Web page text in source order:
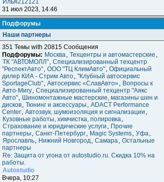
Илья212121
31 июл 2023, 14:46
Подфорумы
Наши партнеры
351 Темы with 20815 Сообщения
Подфорумы: Москва, Техцентры и автомастерские ,
ТК "АВТОМОЛЛ", Специализированный техцентр
"РеспектАвто", ООО "ТЦ КлимАвто", Официальный
дилер КИА - Стрим Авто, "Клубный автосервис
SportageClub", Автосервис «СлавАвто», Вопросы к
Авто-Мигу, Специализированный техцентр "Аякс
Авто", Шиномонтажные мастерские, магазины шин и
дисков, Тюнинг и аксессуары , ADACT Performance
Center, Автозвук, шумоизоляция и сигнализации ,
Кузовные работы, химчистка, полировка,
Страхование и юридические услуги , Прочие
партнеры , Санкт-Петербург, Magic Systems, Уфа,
Ярославль, Нижний Новгород, Самара, Остальные
партнеры
Re: Защита от угона от autostudio.ru. Скидка 10% на
работы.
Autostudio
Вчера, 10:27